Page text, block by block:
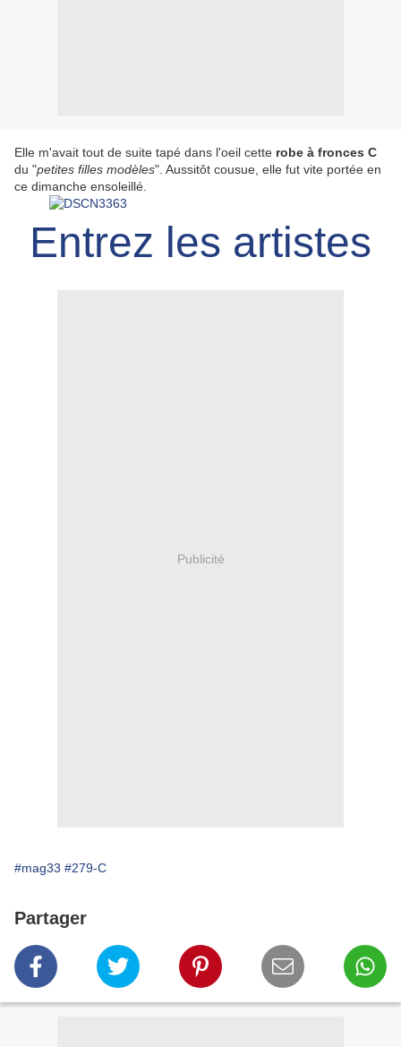
Elle m'avait tout de suite tapé dans l'oeil cette robe à fronces C
du "petites filles modèles". Aussitôt cousue, elle fut vite portée en
ce dimanche ensoleillé.
Entrez les artistes
Publicité
#mag33 #279-C
Partager